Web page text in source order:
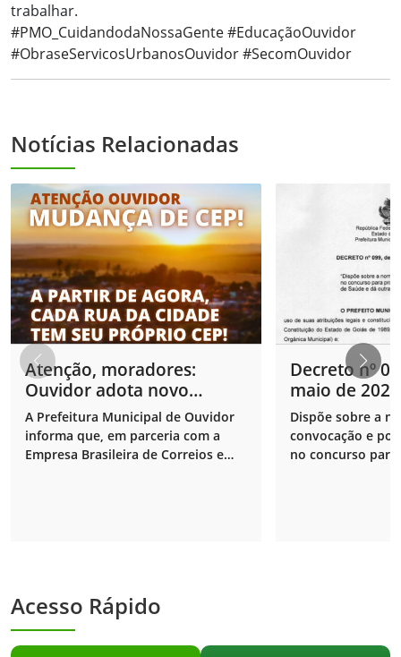
trabalhar.
#PMO_CuidandodaNossaGente#EducaçãoOuvidor
#ObraseServicosUrbanosOuvidor#SecomOuvidor
Notícias Relacionadas
Atenção, moradores:
Ouvidor adota novo
sistema de CEP por rua
A Prefeitura Municipal de Ouvidor
informa que, em parceria com a
Empresa Brasileira de Correios e
Decreto nº
maio de 2024
Dispõe sobre a
convocação e
no concurso
Acesso Rápido